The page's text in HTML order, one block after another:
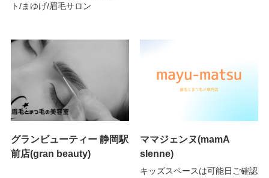
ト/まゆげ/眉毛サロン
グランビューティー 静岡駅
前店(gran beauty)
ママジェンヌ(mamA
sIenne)
キッズスペースは可能日ご確認